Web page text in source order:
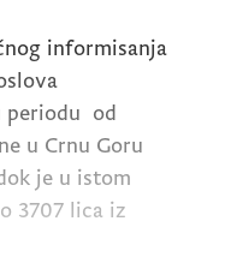
informisanja
periodu od
u Crnu Goru
je u istom
3707 lica iz